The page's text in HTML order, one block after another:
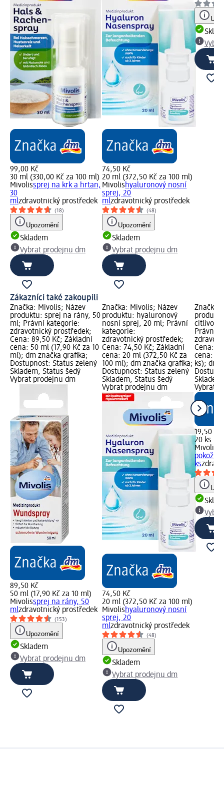
99,00 Kč
30 ml (330,00 Kč za 100 ml)
Mivolissprej na krk a hrtan,
30
mlzdravotnický prostředek
(18)
Upozornění
Skladem
Vybrat prodejnu dm
74,50 Kč
20 ml (372,50 Kč za 100 ml)
Mivolishyaluronový nosní
sprej, 20
mlzdravotnický prostředek
(48)
Upozornění
Skladem
Vybrat prodejnu dm
Zákazníci také zakoupili
Značka: Mivolis; Název
produktu: sprej na rány, 50
ml; Právní kategorie:
zdravotnický prostředek;
Cena: 89,50 Kč; Základní
cena: 50 ml (17,90 Kč za 10
ml); dm značka grafika;
Dostupnost: Status zelený
Skladem, Status šedý
Vybrat prodejnu dm
89,50 Kč
50 ml (17,90 Kč za 10 ml)
Mivolissprej na rány, 50
mlzdravotnický prostředek
(153)
Upozornění
Skladem
Vybrat prodejnu dm
Značka: Mivolis; Název
produktu: hyaluronový
nosní sprej, 20 ml; Právní
kategorie:
zdravotnický prostředek;
Cena: 74,50 Kč; Základní
cena: 20 ml (372,50 Kč za
100 ml); dm značka grafika;
Dostupnost: Status zelený
Skladem, Status šedý
Vybrat prodejnu dm
74,50 Kč
20 ml (372,50 Kč za 100 ml)
Mivolishyaluronový nosní
sprej, 20
mlzdravotnický prostředek
(48)
Upozornění
Skladem
Vybrat prodejnu dm
Značka:
citlivou
Právní
Cena:
cena: 20
ks); dm
Vybrat
19,50 Kč
20 ks
Mivolis
ks